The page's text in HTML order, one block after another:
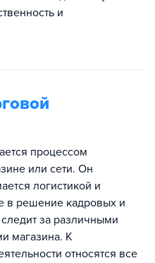
и
процессом
или сети. Он
логистикой и
в решение кадровых и
за различными
магазина. К
относятся все